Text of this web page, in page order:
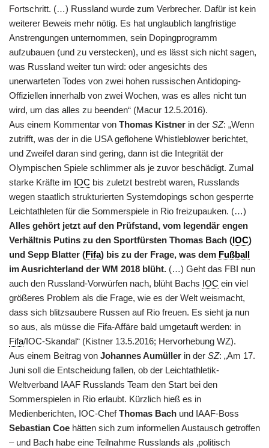
Fortschritt. (…) Russland wurde zum Verbrecher. Dafür ist kein
weiterer Beweis mehr nötig. Es hat unglaublich langfristige
Anstrengungen unternommen, sein Dopingprogramm
aufzubauen (und zu verstecken), und es lässt sich nicht sagen,
was Russland weiter tun wird: oder angesichts des
unerwarteten Todes von zwei hohen russischen Antidoping-
Offiziellen innerhalb von zwei Wochen, was es alles nicht tun
wird, um das alles zu beenden“ (Macur 12.5.2016).
Aus einem Kommentar von Thomas Kistner in der SZ: „Wenn
zutrifft, was der in die USA geflohene Whistleblower berichtet,
und Zweifel daran sind gering, dann ist die Integrität der
Olympischen Spiele schlimmer als je zuvor beschädigt. Zumal
starke Kräfte im IOC bis zuletzt bestrebt waren, Russlands
wegen staatlich strukturierten Systemdopings schon gesperrte
Leichtathleten für die Sommerspiele in Rio freizupauken. (…)
Alles gehört jetzt auf den Prüfstand, vom legendär engen
Verhältnis Putins zu den Sportfürsten Thomas Bach (IOC)
und Sepp Blatter (Fifa) bis zu der Frage, was dem Fußball
im Ausrichterland der WM 2018 blüht. (…) Geht das FBI nun
auch den Russland-Vorwürfen nach, blüht Bachs IOC ein viel
größeres Problem als die Frage, wie es der Welt weismacht,
dass sich blitzsaubere Russen auf Rio freuen. Es sieht ja nun
so aus, als müsse die Fifa-Affäre bald umgetauft werden: in
Fifa/IOC-Skandal“ (Kistner 13.5.2016; Hervorhebung WZ).
Aus einem Beitrag von Johannes Aumüller in der SZ: „Am 17.
Juni soll die Entscheidung fallen, ob der Leichtathletik-
Weltverband IAAF Russlands Team den Start bei den
Sommerspielen in Rio erlaubt. Kürzlich hieß es in
Medienberichten, IOC-ChefThomas Bach und IAAF-Boss
Sebastian Coe hätten sich zum informellen Austausch getroffen
– und Bach habe eine Teilnahme Russlands als ‚politisch